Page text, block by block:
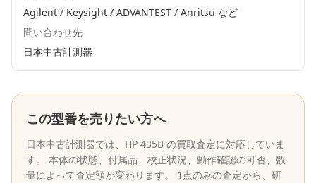
Agilent / Keysight / ADVANTEST / Anritsu など
問い合わせ先
日本中古計測器
この型番を売りたい方へ
日本中古計測器では、 HP 435B の買取査定に対応していま
す。 本体の状態、付属品、校正状況、動作確認の可否、数
量によって査定額が変わります。 1点のみの査定から、研